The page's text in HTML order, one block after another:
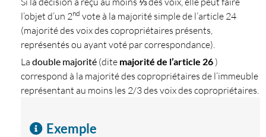
l’objet d’un 2nd vote à la majorité simple de l’article 24
(majorité des voix des copropriétaires présents,
représentés ou ayant voté par correspondance).
La double majorité (dite majorité de l’article 26 )
correspond à la majorité des copropriétaires de l’immeuble
représentant au moins les 2/3 des voix des copropriétaires.
Exemple